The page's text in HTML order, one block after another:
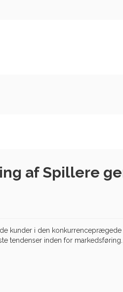
af Spillere
kunder i den
tendenser inden for